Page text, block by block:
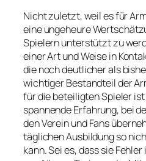
Nicht zuletzt, weil es für
eine ungeheure
Spielern unterstützt zu
einer Art und Weise in
die noch deutlicher als
wichtiger Bestandteil der
für die beteiligten Spieler ist
spannende Erfahrung, bei
den Verein und Fans
täglichen Ausbildung so
kann. Sei es, dass sie